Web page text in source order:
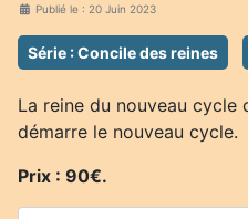
Publié le : 20 Juin 2023
Série : Concile des reines
La reine du nouveau cycle
démarre le nouveau cycle.
Prix : 90€.